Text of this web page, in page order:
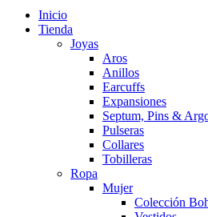
Inicio
Tienda
Joyas
Aros
Anillos
Earcuffs
Expansiones
Septum, Pins &
Pulseras
Collares
Tobilleras
Ropa
Mujer
Colección